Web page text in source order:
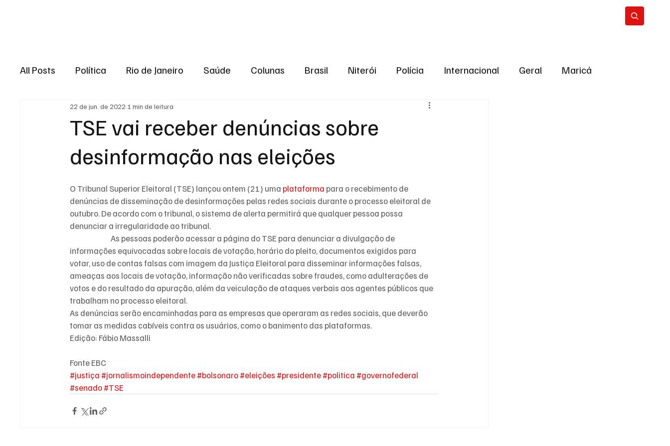
All Posts Política Rio de Janeiro Saúde Colunas Brasil Niterói Polícia Internacional Geral Maricá
Região dos lagos Baixada Fluminense Região Metropolitana
Niterói Zona Oeste Região serrana Economia
Entretenimento Serviço Eleições 2024 Norte Fluminense Informação
TSE vai receber denúncias sobre
desinformação nas eleições
22 de jun. de 2022 1 min de leitura
O Tribunal Superior Eleitoral (TSE) lançou ontem (21) uma plataforma para o recebimento de
denúncias de disseminação de desinformações pelas redes sociais durante o processo eleitoral de
outubro. De acordo com o tribunal, o sistema de alerta permitirá que qualquer pessoa possa
denunciar a irregularidade ao tribunal.
As pessoas poderão acessar a página do TSE para denunciar a divulgação de
informações equivocadas sobre locais de votação, horário do pleito, documentos exigidos para
votar, uso de contas falsas com imagem da Justiça Eleitoral para disseminar informações falsas,
ameaças aos locais de votação, informação não verificadas sobre fraudes, como adulterações de
votos e do resultado da apuração, além da veiculação de ataques verbais aos agentes públicos que
trabalham no processo eleitoral.
As denúncias serão encaminhadas para as empresas que operaram as redes sociais, que deverão
tomar as medidas cabíveis contra os usuários, como o banimento das plataformas.
Edição: Fábio Massalli
Fonte EBC
#justiça #jornalismoindependente#bolsonaro#eleições #presidente#politica #governofederal
#senado#TSE